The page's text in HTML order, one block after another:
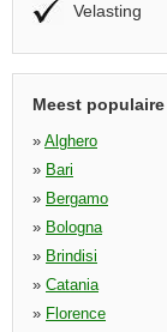
Velasting
Meest
» Alghero
» Bari
» Bergamo
» Bologna
» Brindisi
» Catania
» Florence